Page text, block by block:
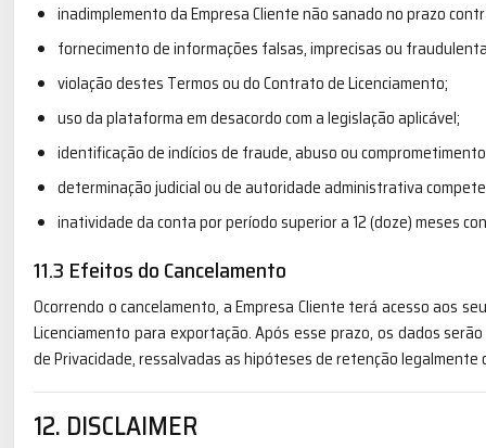
inadimplemento da Empresa Cliente não sanado no prazo
fornecimento de informações falsas, imprecisas ou
violação destes Termos ou do Contrato de Licenciamento;
uso da plataforma em desacordo com a legislação aplicável;
identificação de indícios de fraude, abuso ou
determinação judicial ou de autoridade administrativa
inatividade da conta por período superior a 12 (doze) meses
11.3 Efeitos do Cancelamento
Ocorrendo o cancelamento, a Empresa Cliente terá acesso aos
Licenciamento para exportação. Após esse prazo, os dados
de Privacidade, ressalvadas as hipóteses de retenção
12. DISCLAIMER